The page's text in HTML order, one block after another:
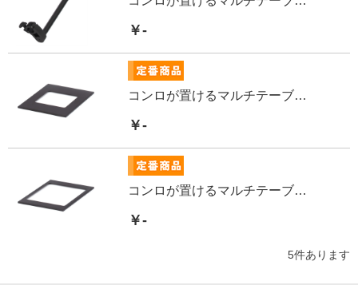
￥-
コンロが置けるマルチテーブル専用板Jr
￥-
コンロが置けるマルチテーブル専用板
￥-
5件あります